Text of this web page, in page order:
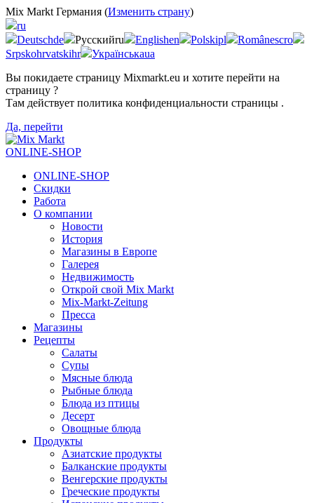
Mix Markt Германия (Изменить страну)
ru
Deutschde Русскийru Englishen Polskipl Românescro
Srpskohrvatskihr Українськаua
Вы покидаете страницу Mixmarkt.eu и хотите перейти на
страницу ?
Там действует политика конфиденциальности страницы .
Да, перейти
ONLINE-SHOP
ONLINE-SHOP
Скидки
Работа
О компании
Новости
История
Магазины в Европе
Галерея
Недвижимость
Открой свой Mix Markt
Mix-Markt-Zeitung
Пресса
Магазины
Рецепты
Салаты
Супы
Мясные блюда
Рыбные блюда
Блюда из птицы
Десерт
Овощные блюда
Продукты
Азиатские продукты
Балканские продукты
Венгерские продукты
Греческие продукты